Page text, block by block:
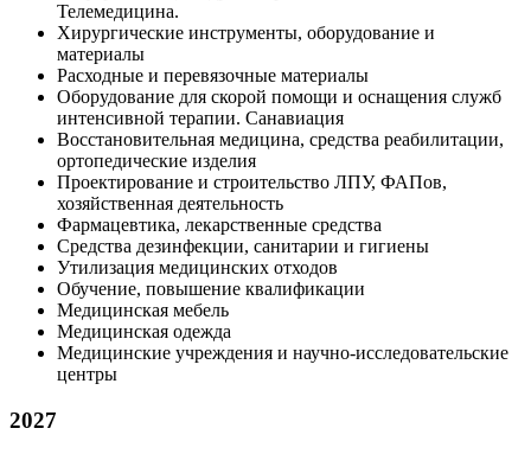
Телемедицина.
Хирургические инструменты, оборудование и
материалы
Расходные и перевязочные материалы
Оборудование для скорой помощи и оснащения служб
интенсивной терапии. Санавиация
Восстановительная медицина, средства реабилитации,
ортопедические изделия
Проектирование и строительство ЛПУ, ФАПов,
хозяйственная деятельность
Фармацевтика, лекарственные средства
Средства дезинфекции, санитарии и гигиены
Утилизация медицинских отходов
Обучение, повышение квалификации
Медицинская мебель
Медицинская одежда
Медицинские учреждения и научно-исследовательские
центры
2027